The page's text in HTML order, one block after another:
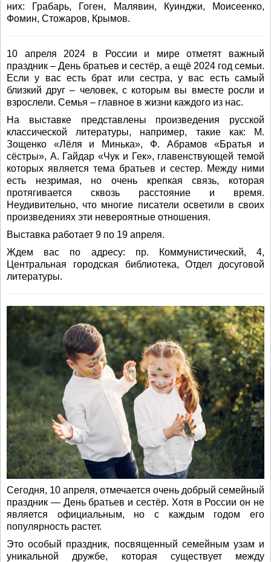
них: Грабарь, Гоген, Малявин, Куинджи, Моисеенко,
Фомин, Стожаров, Крымов.
10 апреля 2024 в России и мире отметят важный
праздник – День братьев и сестёр, а ещё 2024 год семьи.
Если у вас есть брат или сестра, у вас есть самый
близкий друг – человек, с которым вы вместе росли и
взрослели. Семья – главное в жизни каждого из нас.
На выставке представлены произведения русской
классической литературы, например, такие как: М.
Зощенко «Лёля и Минька», Ф. Абрамов «Братья и
сёстры», А. Гайдар «Чук и Гек», главенствующей темой
которых является тема братьев и сестер. Между ними
есть незримая, но очень крепкая связь, которая
протягивается сквозь расстояние и время.
Неудивительно, что многие писатели осветили в своих
произведениях эти невероятные отношения.
Выставка работает 9 по 19 апреля.
Ждем вас по адресу: пр. Коммунистический, 4,
Центральная городская библиотека, Отдел досуговой
литературы.
Сегодня, 10 апреля, отмечается очень добрый семейный
праздник — День братьев и сестёр. Хотя в России он не
является официальным, но с каждым годом его
популярность растет.
Это особый праздник, посвященный семейным узам и
уникальной дружбе, которая существует между